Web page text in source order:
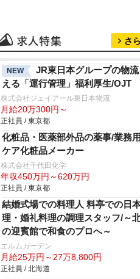
さ
NEW
JR東日本グループの物
える「運行管理」福利厚生/OJT
株式会社ジェイアール東日本物流
月給20万300円～
正社員 / 東京都
化粧品・医薬部外品の薬事/業務
ケア化粧品メーカー
株式会社千代田化学
年収450万円～620万円
正社員 / 東京都
結婚式場での料理人 料亭での日
理・婚礼料理の調理スタッフ/～
の迎賓館で和食のプロへ～
エルムガーデン
月給25万円～27万8,800円
正社員 / 北海道